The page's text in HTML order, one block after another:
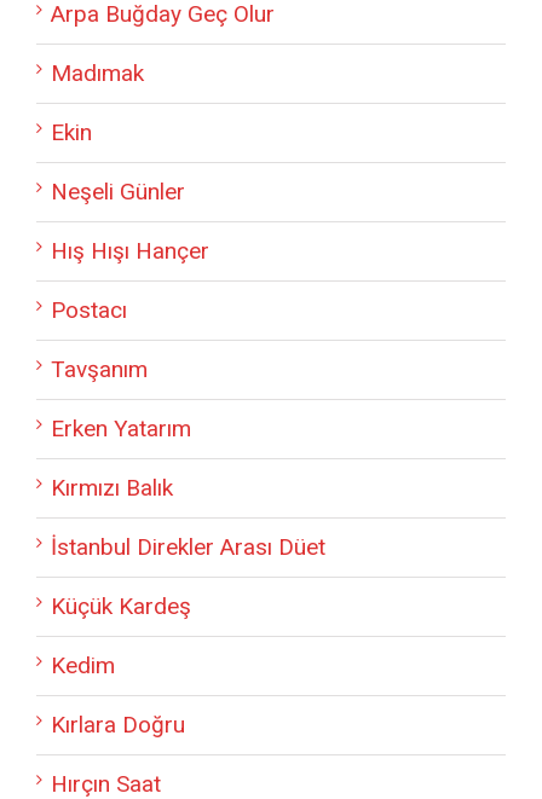
Arpa Buğday Geç Olur
Madımak
Ekin
Neşeli Günler
Hış Hışı Hançer
Postacı
Tavşanım
Erken Yatarım
Kırmızı Balık
İstanbul Direkler Arası Düet
Küçük Kardeş
Kedim
Kırlara Doğru
Hırçın Saat